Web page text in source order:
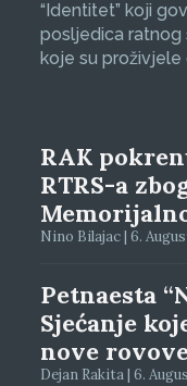
“Identitet” koji
posljedica ratnog
koje su proživjele
RAK
RTRS-a
Nino Bilajac | 6.
Petnaesta
Sjećanje
nove
Dejan Rakita | 6.